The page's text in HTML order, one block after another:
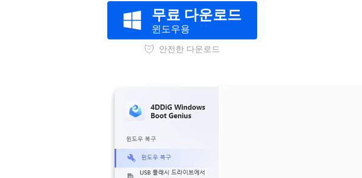
무료 다운로드
윈도우용
안전한 다운로드